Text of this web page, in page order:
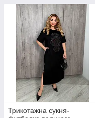
Трикотажна сукня-